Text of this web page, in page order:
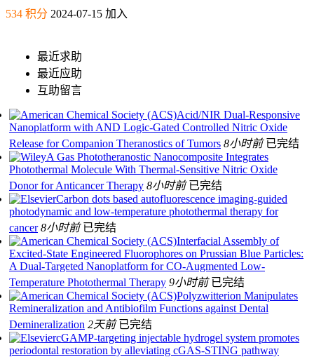
534 积分 2024-07-15 加入
最近求助
最近应助
互助留言
Acid/NIR Dual-Responsive
Nanoplatform with AND Logic-Gated Controlled Nitric Oxide
Release for Companion Theranostics of Tumors 8小时前 已完结
A Gas Phototheranostic Nanocomposite Integrates
Photothermal Molecule With Thermal‐Sensitive Nitric Oxide
Donor for Anticancer Therapy 8小时前 已完结
Carbon dots based autofluorescence imaging-guided
photodynamic and low-temperature photothermal therapy for
cancer 8小时前 已完结
Interfacial Assembly of
Excited-State Engineered Fluorophores on Prussian Blue Particles:
A Dual-Targeted Nanoplatform for CO-Augmented Low-
Temperature Photothermal Therapy 9小时前 已完结
Polyzwitterion Manipulates
Remineralization and Antibiofilm Functions against Dental
Demineralization 2天前 已完结
cGAMP-targeting injectable hydrogel system promotes
periodontal restoration by alleviating cGAS-STING pathway